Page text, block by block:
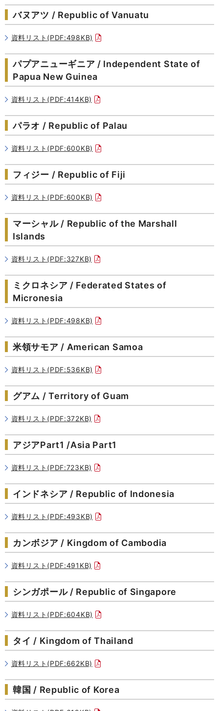
バヌアツ / Republic of Vanuatu
資料リスト(PDF:498KB)
パプアニューギニア / Independent State of
Papua New Guinea
資料リスト(PDF:414KB)
パラオ / Republic of Palau
資料リスト(PDF:600KB)
フィジー / Republic of Fiji
資料リスト(PDF:600KB)
マーシャル / Republic of the Marshall
Islands
資料リスト(PDF:327KB)
ミクロネシア / Federated States of
Micronesia
資料リスト(PDF:498KB)
米領サモア / American Samoa
資料リスト(PDF:536KB)
グアム / Territory of Guam
資料リスト(PDF:372KB)
アジアPart1 /Asia Part1
資料リスト(PDF:723KB)
インドネシア / Republic of Indonesia
資料リスト(PDF:493KB)
カンボジア / Kingdom of Cambodia
資料リスト(PDF:491KB)
シンガポール / Republic of Singapore
資料リスト(PDF:604KB)
タイ / Kingdom of Thailand
資料リスト(PDF:662KB)
韓国 / Republic of Korea